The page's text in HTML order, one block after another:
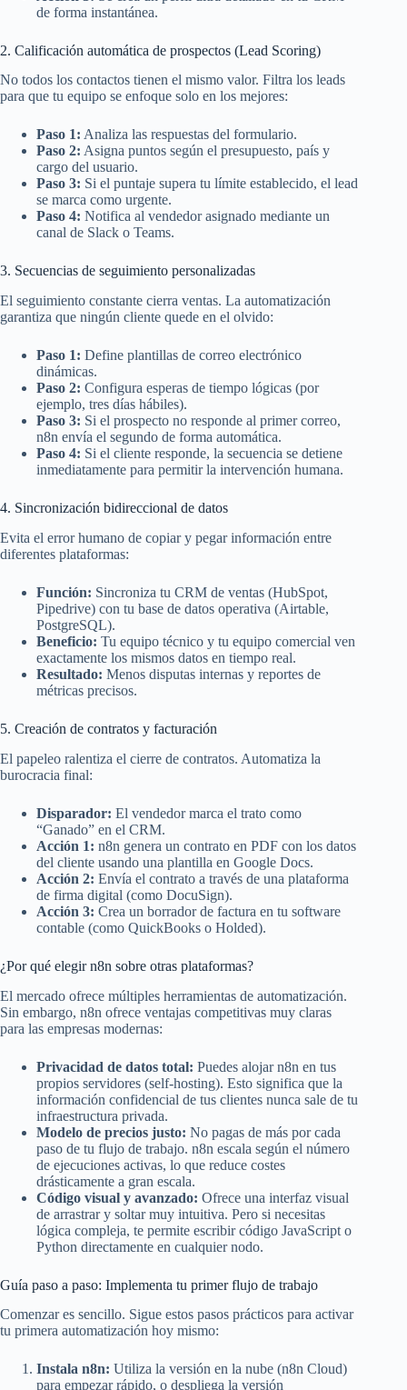
de forma instantánea.
2. Calificación automática de prospectos (Lead Scoring)
No todos los contactos tienen el mismo valor. Filtra los leads
para que tu equipo se enfoque solo en los mejores:
Paso 1: Analiza las respuestas del formulario.
Paso 2: Asigna puntos según el presupuesto, país y
cargo del usuario.
Paso 3: Si el puntaje supera tu límite establecido, el lead
se marca como urgente.
Paso 4: Notifica al vendedor asignado mediante un
canal de Slack o Teams.
3. Secuencias de seguimiento personalizadas
El seguimiento constante cierra ventas. La automatización
garantiza que ningún cliente quede en el olvido:
Paso 1: Define plantillas de correo electrónico
dinámicas.
Paso 2: Configura esperas de tiempo lógicas (por
ejemplo, tres días hábiles).
Paso 3: Si el prospecto no responde al primer correo,
n8n envía el segundo de forma automática.
Paso 4: Si el cliente responde, la secuencia se detiene
inmediatamente para permitir la intervención humana.
4. Sincronización bidireccional de datos
Evita el error humano de copiar y pegar información entre
diferentes plataformas:
Función: Sincroniza tu CRM de ventas (HubSpot,
Pipedrive) con tu base de datos operativa (Airtable,
PostgreSQL).
Beneficio: Tu equipo técnico y tu equipo comercial ven
exactamente los mismos datos en tiempo real.
Resultado: Menos disputas internas y reportes de
métricas precisos.
5. Creación de contratos y facturación
El papeleo ralentiza el cierre de contratos. Automatiza la
burocracia final:
Disparador: El vendedor marca el trato como
“Ganado” en el CRM.
Acción 1: n8n genera un contrato en PDF con los datos
del cliente usando una plantilla en Google Docs.
Acción 2: Envía el contrato a través de una plataforma
de firma digital (como DocuSign).
Acción 3: Crea un borrador de factura en tu software
contable (como QuickBooks o Holded).
¿Por qué elegir n8n sobre otras plataformas?
El mercado ofrece múltiples herramientas de automatización.
Sin embargo, n8n ofrece ventajas competitivas muy claras
para las empresas modernas:
Privacidad de datos total: Puedes alojar n8n en tus
propios servidores (self-hosting). Esto significa que la
información confidencial de tus clientes nunca sale de tu
infraestructura privada.
Modelo de precios justo: No pagas de más por cada
paso de tu flujo de trabajo. n8n escala según el número
de ejecuciones activas, lo que reduce costes
drásticamente a gran escala.
Código visual y avanzado: Ofrece una interfaz visual
de arrastrar y soltar muy intuitiva. Pero si necesitas
lógica compleja, te permite escribir código JavaScript o
Python directamente en cualquier nodo.
Guía paso a paso: Implementa tu primer flujo de trabajo
Comenzar es sencillo. Sigue estos pasos prácticos para activar
tu primera automatización hoy mismo:
Instala n8n: Utiliza la versión en la nube (n8n Cloud)
para empezar rápido, o despliega la versión